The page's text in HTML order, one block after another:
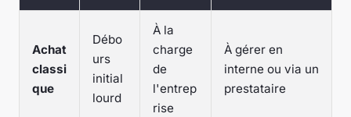
Achat
classi
que
Débo
urs
initial
lourd
À la
charge
de
l'entrep
rise
À gérer en
interne ou via un
prestataire